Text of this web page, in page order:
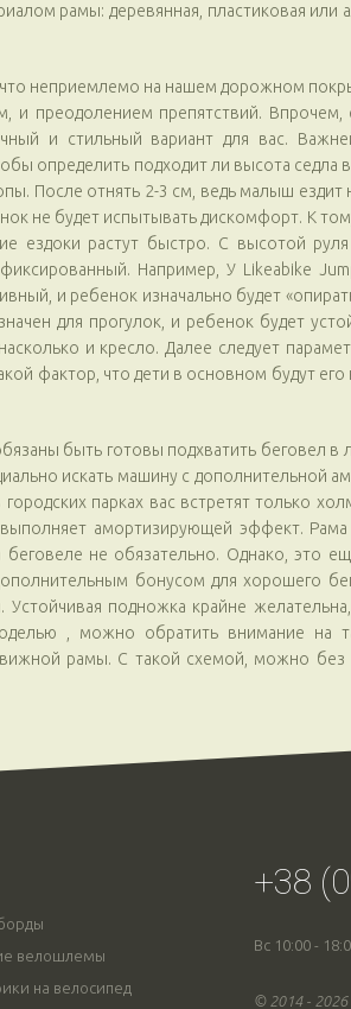
рамы: деревянная, пластиковая
неприемлемо на нашем дорожном
и преодолением препятствий. Впрочем,
и стильный вариант для вас.
определить подходит ли высота седла
После отнять 2-3 см, ведь малыш ездит
не будет испытывать дискомфорт. К
ездоки растут быстро. С высотой
Например, У Likeabike
и ребенок изначально будет
для прогулок, и ребенок будет
и кресло. Далее следует
фактор, что дети в основном будут его
быть готовы подхватить беговел
искать машину с дополнительной
парках вас встретят только
амортизирующей эффект.
не обязательно. Однако, это
бонусом для хорошего
подножка крайне
, можно обратить внимание на
рамы. С такой схемой, можно
велошлемы
на велосипед
+38
Вс 10:00 -
© 2014 -